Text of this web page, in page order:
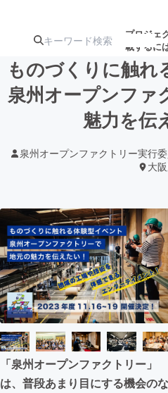
プロジェ
載するに
注目のリ 注目の新着プ
ジェクト
テクノロジー・ガジェ
映像・映画
ビジネス・起業
まちづくり・地域活性
CAMPFIRE for Social Good
ものづくりに触れ
泉州オープンファ
魅力を伝
泉州オープンファクトリー実行
大
「泉州オープンファクトリー」
は、普段あまり目にする機会のな